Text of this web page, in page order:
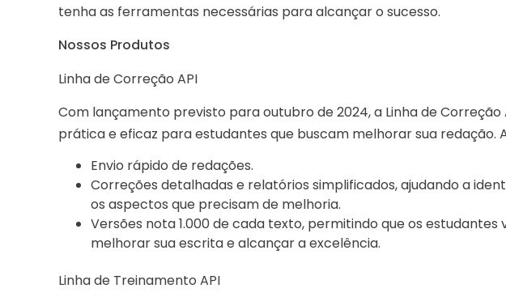
tenha as ferramentas necessárias para alcançar o sucesso.
Nossos Produtos
Linha de Correção API
Com lançamento previsto para outubro de 2024, a Linha de Correção
prática e eficaz para estudantes que buscam melhorar sua redação.
Envio rápido de redações.
Correções detalhadas e relatórios simplificados, ajudando a
os aspectos que precisam de melhoria.
Versões nota 1.000 de cada texto, permitindo que os estudantes
melhorar sua escrita e alcançar a excelência.
Linha de Treinamento API